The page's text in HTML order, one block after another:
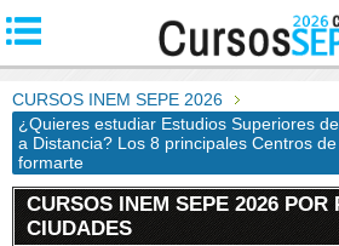
CURSOS INEM SEPE 2026
¿Quieres estudiar Estudios Superiores
a Distancia? Los 8 principales Centros
formarte
CURSOS INEM SEPE 2026 POR
CIUDADES